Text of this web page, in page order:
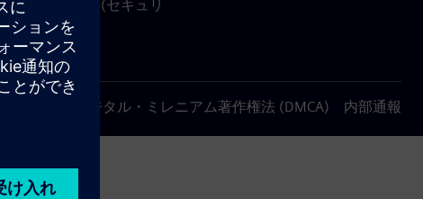
ストセンター (セキュリ
関連情報)
デジタル・ミレニアム著作権法 (DMCA) 内部通報